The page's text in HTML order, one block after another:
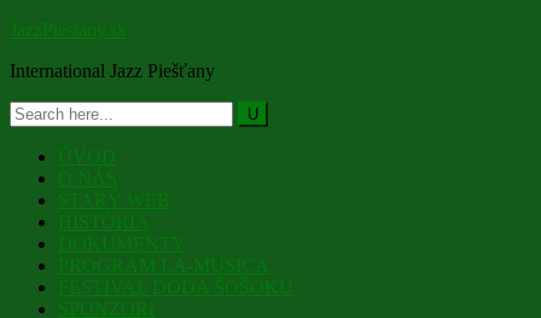
JazzPiestany.sk
International Jazz Piešťany
ÚVOD
O NÁS
STARÝ WEB
HISTÓRIA
DOKUMENTY
PROGRAM LA-MUSICA
FESTIVAL DODA ŠOŠOKU
SPONZORI